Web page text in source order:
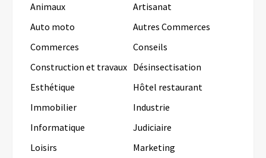
Animaux
Artisanat
Auto moto
Autres Commerces
Commerces
Conseils
Construction et travaux Désinsectisation
Esthétique
Hôtel restaurant
Immobilier
Industrie
Informatique
Judiciaire
Loisirs
Marketing